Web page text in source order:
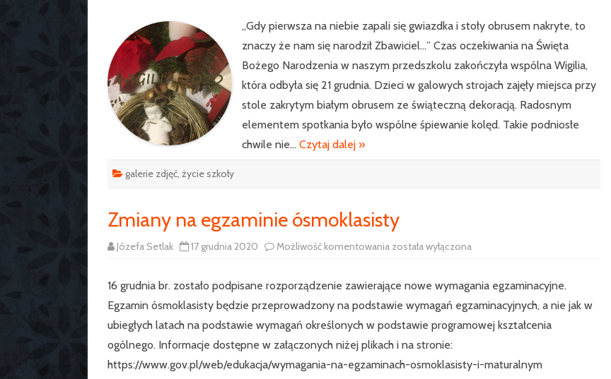
KLASA 3
„Gdy pierwsza na niebie zapali się gwiazdka i stoły obrusem nakryte, to
znaczy że nam się narodził Zbawiciel…” Czas oczekiwania na Święta
Bożego Narodzenia w naszym przedszkolu zakończyła wspólna Wigilia,
która odbyła się 21 grudnia. Dzieci w galowych strojach zajęły miejsca przy
stole zakrytym białym obrusem ze świąteczną dekoracją. Radosnym
elementem spotkania było wspólne śpiewanie kolęd. Takie podniosłe
chwile nie… Czytaj dalej »
galerie zdjęć, życie szkoły
Zmiany na egzaminie ósmoklasisty
Józefa Setlak 17 grudnia 2020 Możliwość komentowania Zmiany
została wyłączona
16 grudnia br. zostało podpisane rozporządzenie zawierające nowe wymagania egzaminacyjne.
Egzamin ósmoklasisty będzie przeprowadzony na podstawie wymagań egzaminacyjnych, a nie jak w
ubiegłych latach na podstawie wymagań określonych w podstawie programowej kształcenia
ogólnego. Informacje dostępne w załączonych niżej plikach i na stronie:
https://www.gov.pl/web/edukacja/wymagania-na-egzaminach-osmoklasisty-i-maturalnym